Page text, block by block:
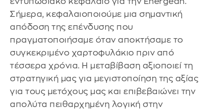
Σήμερα, κεφαλαιοποιούμε μια σημαντική
απόδοση της επένδυσης που
πραγματοποιήσαμε όταν αποκτήσαμε το
συγκεκριμένο χαρτοφυλάκιο πριν από
τέσσερα χρόνια. Η μεταβίβαση αξιοποιεί τη
στρατηγική μας για μεγιστοποίηση της αξίας
για τους μετόχους μας και επιβεβαιώνει την
απολύτα πειθαρχημένη λογική στην